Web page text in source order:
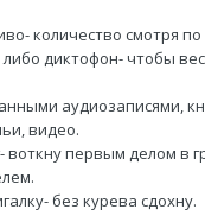
количество смотря по
либо диктофон- чтобы
аудиозаписями,
видео.
воткну первым делом в
без курева сдохну.